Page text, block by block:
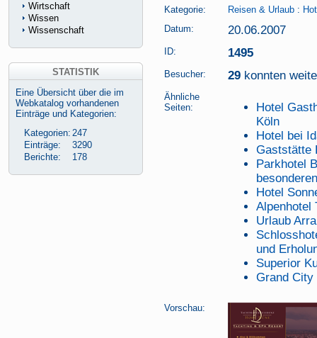
Kategorie: Reisen & Urlaub :
Datum:
20.06.2007
ID: 1495
Besucher: 29 konnten
Ähnliche
Seiten:
Hotel
Köln
Hotel bei
Gaststätte
Parkhotel
Hotel
Alpenhotel
Urlaub
und
Superior
Grand
Vorschau:
Wirtschaft
Wissen
Wissenschaft
STATISTIK
Eine Übersicht über die im
Webkatalog vorhandenen
Einträge und Kategorien:
Kategorien: 247
Einträge:
3290
Berichte:
178